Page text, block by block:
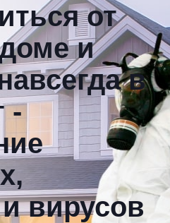
от
и
в
-
вирусов